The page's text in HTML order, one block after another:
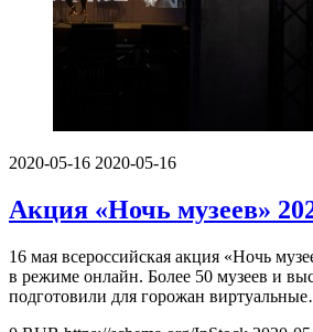
2020-05-16 2020-05-16
Акция «Ночь музеев»
16 мая всероссийская акция «Ночь
в режиме онлайн. Более 50 музеев и
подготовили для горожан